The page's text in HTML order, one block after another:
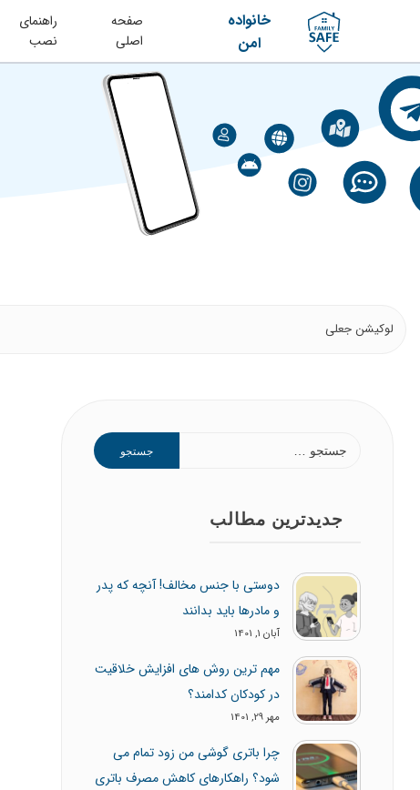
خانواده
امن
صفحه
اصلی
راهنمای
نصب
لوکیشن جعلی
برای:
جدیدترین مطالب
دوستی با جنس مخالف! آنچه که پدر
و مادرها باید بدانند
آبان 1, 1401
مهم ترین روش های افزایش خلاقیت
در کودکان کدامند؟
مهر 29, 1401
چرا باتری گوشی من زود تمام می
شود؟ راهکارهای کاهش مصرف باتری